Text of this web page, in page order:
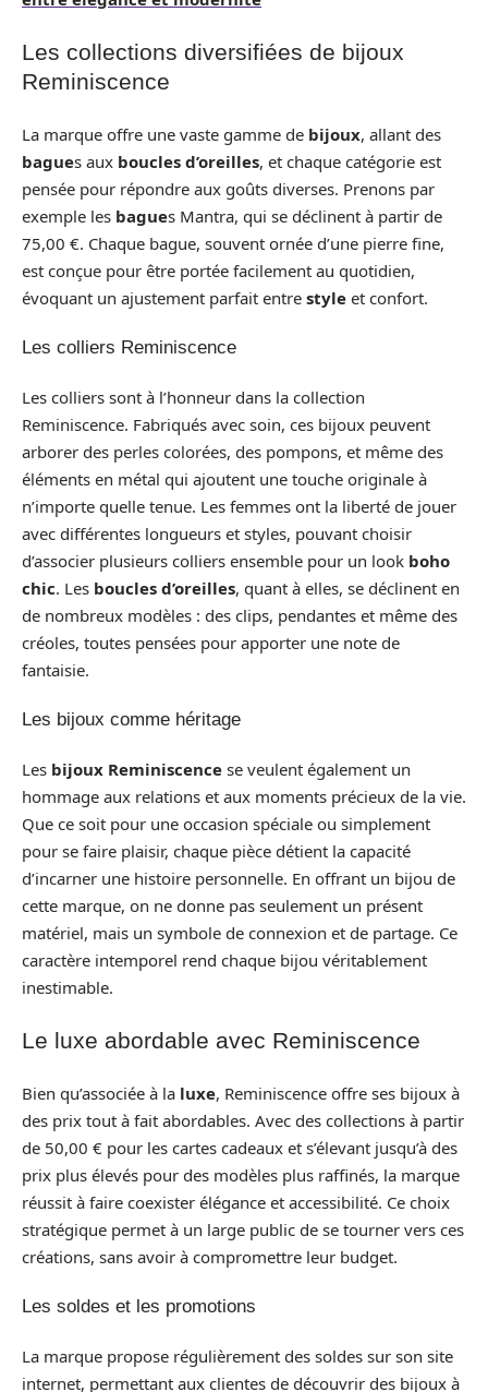
Les collections diversifiées de bijoux
Reminiscence
La marque offre une vaste gamme de bijoux, allant des
bagues aux boucles d’oreilles, et chaque catégorie est
pensée pour répondre aux goûts diverses. Prenons par
exemple les bagues Mantra, qui se déclinent à partir de
75,00 €. Chaque bague, souvent ornée d’une pierre fine,
est conçue pour être portée facilement au quotidien,
évoquant un ajustement parfait entre style et confort.
Les colliers Reminiscence
Les colliers sont à l’honneur dans la collection
Reminiscence. Fabriqués avec soin, ces bijoux peuvent
arborer des perles colorées, des pompons, et même des
éléments en métal qui ajoutent une touche originale à
n’importe quelle tenue. Les femmes ont la liberté de jouer
avec différentes longueurs et styles, pouvant choisir
d’associer plusieurs colliers ensemble pour un look boho
chic. Les boucles d’oreilles, quant à elles, se déclinent en
de nombreux modèles : des clips, pendantes et même des
créoles, toutes pensées pour apporter une note de
fantaisie.
Les bijoux comme héritage
Les bijoux Reminiscence se veulent également un
hommage aux relations et aux moments précieux de la vie.
Que ce soit pour une occasion spéciale ou simplement
pour se faire plaisir, chaque pièce détient la capacité
d’incarner une histoire personnelle. En offrant un bijou de
cette marque, on ne donne pas seulement un présent
matériel, mais un symbole de connexion et de partage. Ce
caractère intemporel rend chaque bijou véritablement
inestimable.
Le luxe abordable avec Reminiscence
Bien qu’associée à la luxe, Reminiscence offre ses bijoux à
des prix tout à fait abordables. Avec des collections à partir
de 50,00 € pour les cartes cadeaux et s’élevant jusqu’à des
prix plus élevés pour des modèles plus raffinés, la marque
réussit à faire coexister élégance et accessibilité. Ce choix
stratégique permet à un large public de se tourner vers ces
créations, sans avoir à compromettre leur budget.
Les soldes et les promotions
La marque propose régulièrement des soldes sur son site
internet, permettant aux clientes de découvrir des bijoux à